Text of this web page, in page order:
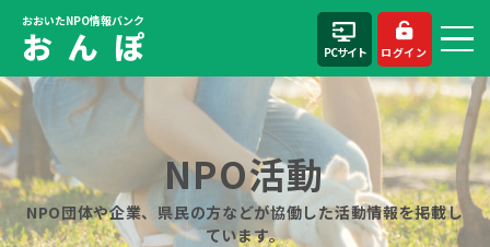
おおいたNPO情報バンク
お ん ぽ PCサイト ログイン
NPO活動
NPO団体や企業、県民の方などが協働した活動情報を掲載し
ています。